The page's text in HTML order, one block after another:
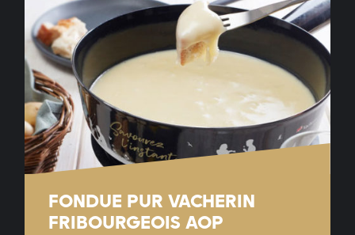
FONDUE PUR VACHERIN
FRIBOURGEOIS AOP